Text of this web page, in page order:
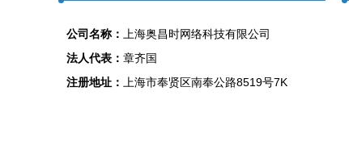
公司名称：
上海奥昌时网络科技有限公司
法人代表： 章齐国
注册地址：
上海市奉贤区南奉公路8519号7K